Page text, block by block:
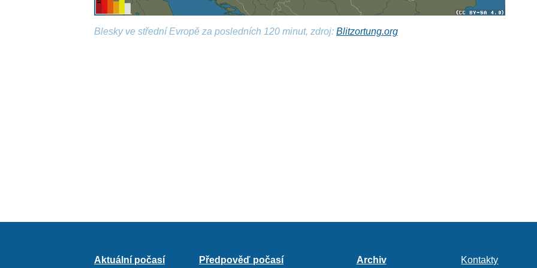
Blesky ve střední Evropě za posledních 120 minut, zdroj:Blitzortung.org
Aktuální počasí Předpověď počasí Archiv Kontakty